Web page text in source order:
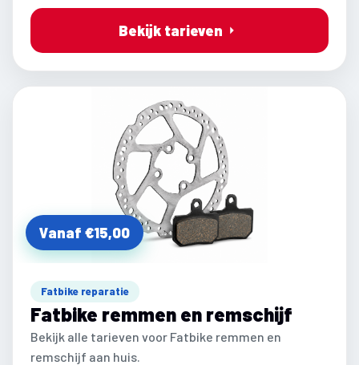
Bekijk tarieven
Vanaf €15,00
Fatbike reparatie
Fatbike remmen en remschijf
Bekijk alle tarieven voor Fatbike remmen en
remschijf aan huis.